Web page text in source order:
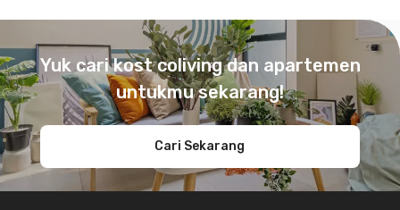
Yuk cari kost coliving dan apartemen
untukmu sekarang!
Cari Sekarang